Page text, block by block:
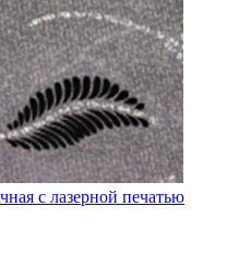
с лазерной печатью